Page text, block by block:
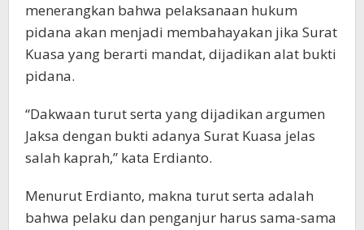
menerangkan bahwa pelaksanaan hukum
pidana akan menjadi membahayakan jika Surat
Kuasa yang berarti mandat, dijadikan alat bukti
pidana.
“Dakwaan turut serta yang dijadikan argumen
Jaksa dengan bukti adanya Surat Kuasa jelas
salah kaprah,” kata Erdianto.
Menurut Erdianto, makna turut serta adalah
bahwa pelaku dan penganjur harus sama-sama